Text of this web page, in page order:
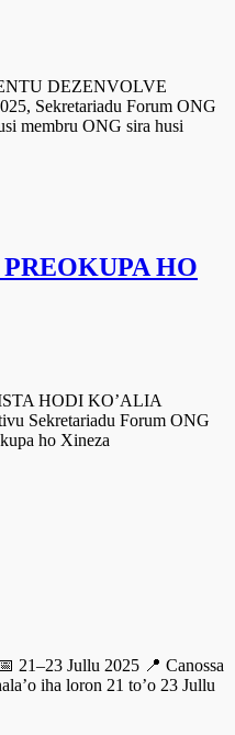
Sekretariadu Forum ONG
membru ONG sira husi
HO
KO’ALIA
Sekretariadu Forum ONG
ho Xineza
21–23 Jullu 2025 📍 Canossa
iha loron 21 to’o 23 Jullu